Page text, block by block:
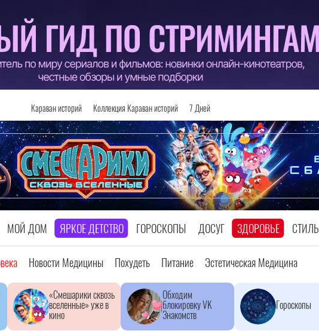
Караван историй Коллекция Караван историй 7 Дней
МОЙ ДОМ ЯРКОЕ ДЕТСТВО ГОРОСКОПЫ ДОСУГ ЗДОРОВЬЕ СТИЛЬ
Новости Медицины Похудеть Питание Эстетическая Медицина
«Смешарики сквозь
вселенные» уже в
кино
Обходим
блокировку VK
Знакомств
Гороскопы